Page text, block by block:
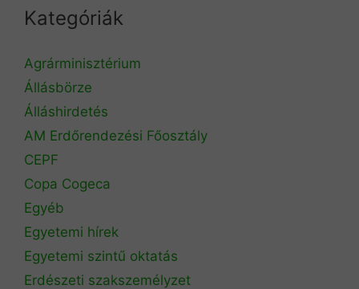
Kategóriák
Agrárminisztérium
Állásbörze
Álláshirdetés
AM Erdőrendezési Főosztály
CEPF
Copa Cogeca
Egyéb
Egyetemi hírek
Egyetemi szintű oktatás
Erdészeti szakszemélyzet